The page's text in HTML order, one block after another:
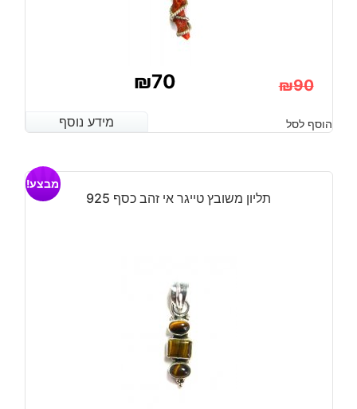
₪90
המקורי
היה:
₪70
הנוכחי
הוא:
מידע נוסף הוסף לסל מידע נוסף
תליון משובץ טייגר אי זהב כסף 925
מבצע!